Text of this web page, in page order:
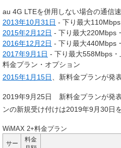
au 4G LTEを併用しない場合の通信
2013年10月31日 - 下り最大
2015年2月12日 - 下り最大220Mbps
2016年12月2日 - 下り最大440Mbps
2017年9月1日 - 下り最大558Mbps
料金プラン・オプション
2015年1月15日 、新料金プランが発
2019年9月25日 新料金プランが発
ンの新規受け付けは2019年9月30日
WiMAX 2+料金プラン
サー
料金